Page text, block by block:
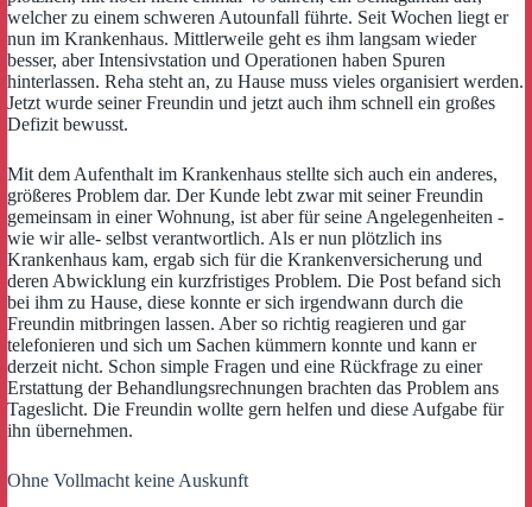
welcher zu einem schweren Autounfall führte. Seit Wochen liegt er
nun im Krankenhaus. Mittlerweile geht es ihm langsam wieder
besser, aber Intensivstation und Operationen haben Spuren
hinterlassen. Reha steht an, zu Hause muss vieles organisiert werden.
Jetzt wurde seiner Freundin und jetzt auch ihm schnell ein großes
Defizit bewusst.
Mit dem Aufenthalt im Krankenhaus stellte sich auch ein anderes,
größeres Problem dar. Der Kunde lebt zwar mit seiner Freundin
gemeinsam in einer Wohnung, ist aber für seine Angelegenheiten -
wie wir alle- selbst verantwortlich. Als er nun plötzlich ins
Krankenhaus kam, ergab sich für die Krankenversicherung und
deren Abwicklung ein kurzfristiges Problem. Die Post befand sich
bei ihm zu Hause, diese konnte er sich irgendwann durch die
Freundin mitbringen lassen. Aber so richtig reagieren und gar
telefonieren und sich um Sachen kümmern konnte und kann er
derzeit nicht. Schon simple Fragen und eine Rückfrage zu einer
Erstattung der Behandlungsrechnungen brachten das Problem ans
Tageslicht. Die Freundin wollte gern helfen und diese Aufgabe für
ihn übernehmen.
Ohne Vollmacht keine Auskunft